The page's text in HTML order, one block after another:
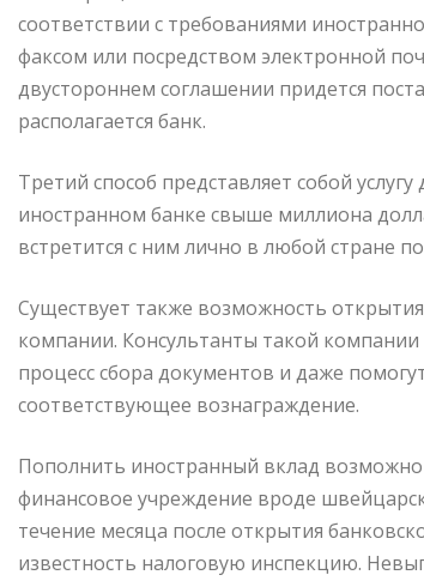
соответствии с требованиями
факсом или посредством электронной
двустороннем соглашении придется
располагается банк.
Третий способ представляет собой
иностранном банке свыше миллиона
встретится с ним лично в любой стране
Существует также возможность
компании. Консультанты такой
процесс сбора документов и даже
соответствующее вознаграждение.
Пополнить иностранный вклад возможно
финансовое учреждение вроде
течение месяца после открытия
известность налоговую инспекцию.